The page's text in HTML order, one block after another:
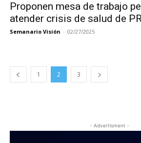
Proponen mesa de trabajo
atender crisis de salud de
Semanario Visión - 02/27/2025
1 2 3
- Advertisment -